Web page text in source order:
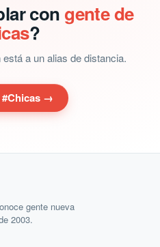
con gente de
?
a un alias de distancia.
#Chicas →
gente nueva
2003.